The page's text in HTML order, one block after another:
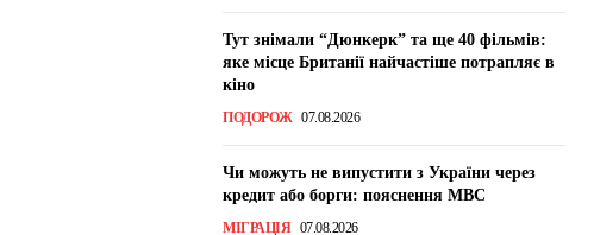
Тут знімали “Дюнкерк” та ще 40 фільмів:
яке місце Британії найчастіше потрапляє в
кіно
ПОДОРОЖ 07.08.2026
Чи можуть не випустити з України через
кредит або борги: пояснення МВС
МІГРАЦІЯ 07.08.2026